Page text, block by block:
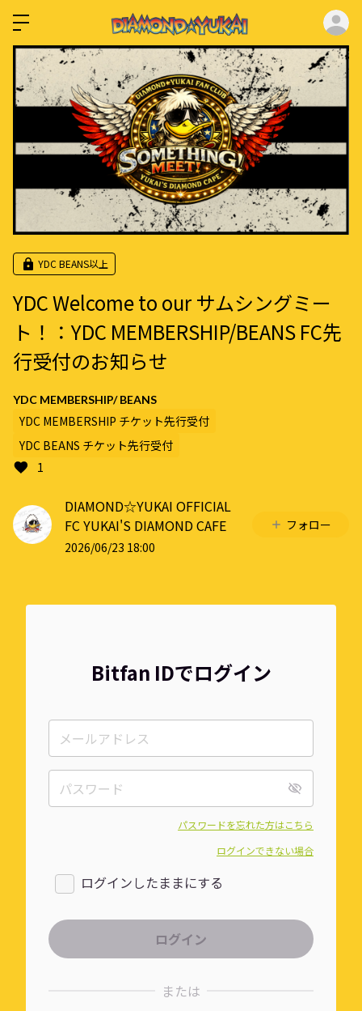
YDC BEANS以上
YDC Welcome to our サムシングミー
ト！：YDC MEMBERSHIP/BEANS FC先
行受付のお知らせ
YDC MEMBERSHIP/ BEANS
YDC MEMBERSHIP チケット先行受付
YDC BEANS チケット先行受付
1
DIAMOND☆YUKAI OFFICIAL
FC YUKAI'S DIAMOND CAFE
2026/06/23 18:00
フォロー
Bitfan IDでログイン
パスワードを忘れた方はこちら
ログインできない場合
ログインしたままにする
または